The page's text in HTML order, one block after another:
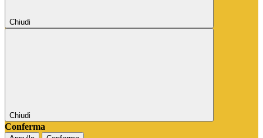
Chiudi
Chiudi
Conferma